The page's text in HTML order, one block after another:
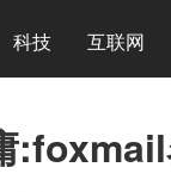
科技 互联网